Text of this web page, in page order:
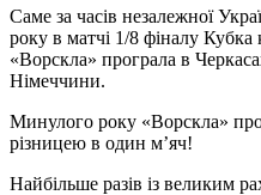
Саме за часів незалежної
року в матчі 1/8 фіналу
«Ворскла» програла в
Німеччини.
Минулого року «Ворскла»
різницею в один м’яч!
Найбільше разів із великим